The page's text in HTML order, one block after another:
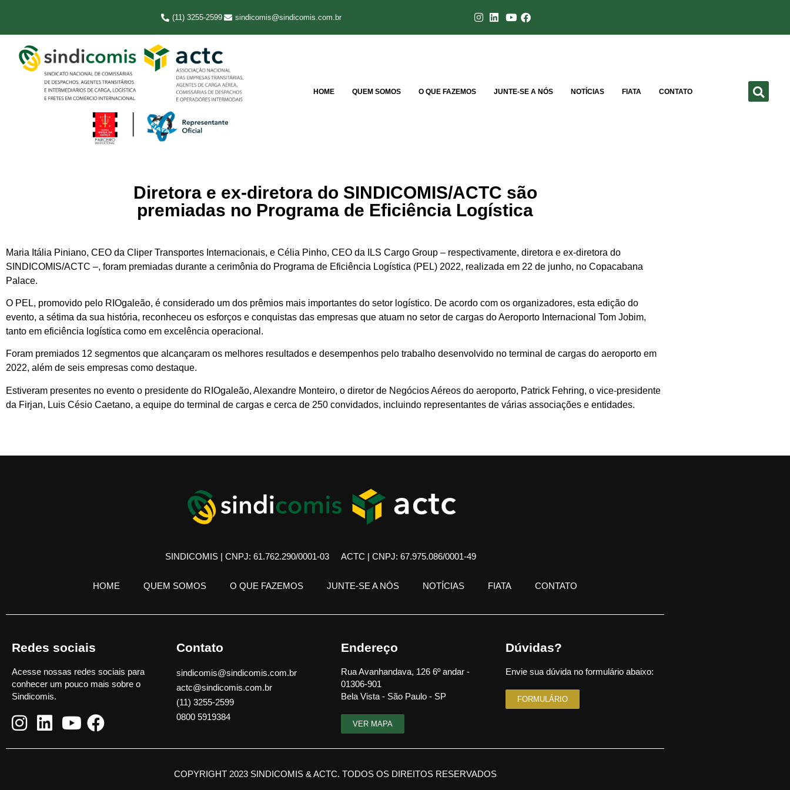
(11) 3255-2599 sindicomis@sindicomis.com.br
HOME QUEM SOMOS O QUE FAZEMOS JUNTE-SE A NÓS NOTÍCIAS FIATA CONTATO
Diretora e ex-diretora do SINDICOMIS/ACTC são
premiadas no Programa de Eficiência Logística
Maria Itália Piniano, CEO da Cliper Transportes Internacionais, e Célia Pinho, CEO da ILS Cargo Group – respectivamente, diretora e ex-diretora do
SINDICOMIS/ACTC –, foram premiadas durante a cerimônia do Programa de Eficiência Logística (PEL) 2022, realizada em 22 de junho, no Copacabana
Palace.
O PEL, promovido pelo RIOgaleão, é considerado um dos prêmios mais importantes do setor logístico. De acordo com os organizadores, esta edição do
evento, a sétima da sua história, reconheceu os esforços e conquistas das empresas que atuam no setor de cargas do Aeroporto Internacional Tom Jobim,
tanto em eficiência logística como em excelência operacional.
Foram premiados 12 segmentos que alcançaram os melhores resultados e desempenhos pelo trabalho desenvolvido no terminal de cargas do aeroporto em
2022, além de seis empresas como destaque.
Estiveram presentes no evento o presidente do RIOgaleão, Alexandre Monteiro, o diretor de Negócios Aéreos do aeroporto, Patrick Fehring, o vice-presidente
da Firjan, Luis Césio Caetano, a equipe do terminal de cargas e cerca de 250 convidados, incluindo representantes de várias associações e entidades.
SINDICOMIS | CNPJ: 61.762.290/0001-03 ACTC | CNPJ: 67.975.086/0001-49
HOME QUEM SOMOS O QUE FAZEMOS JUNTE-SE A NÓS NOTÍCIAS FIATA CONTATO
Redes sociais
Acesse nossas redes sociais para
conhecer um pouco mais sobre o
Sindicomis.
Contato
sindicomis@sindicomis.com.br
actc@sindicomis.com.br
(11) 3255-2599
0800 5919384
Endereço
Rua Avanhandava, 126 6º andar -
01306-901
Bela Vista - São Paulo - SP
VER MAPA
Dúvidas?
Envie sua dúvida no formulário abaixo:
FORMULÁRIO
COPYRIGHT 2023 SINDICOMIS & ACTC. TODOS OS DIREITOS RESERVADOS